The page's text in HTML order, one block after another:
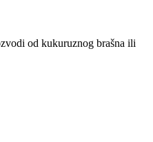
od kukuruznog brašna ili